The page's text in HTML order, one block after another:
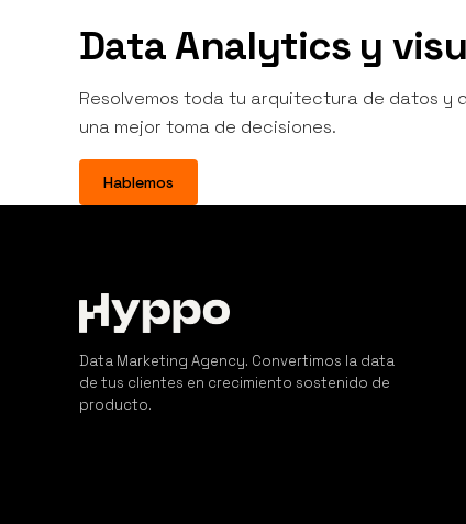
Data Analytics y
Resolvemos toda tu arquitectura de datos y
una mejor toma de decisiones.
Hablemos
Data Marketing Agency. Convertimos la data
de tus clientes en crecimiento sostenido de
producto.